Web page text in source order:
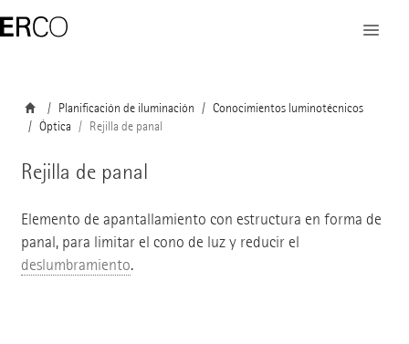
Planificación de iluminación
Conocimientos luminotécnicos
Óptica
Rejilla de panal
Rejilla de panal
Elemento de apantallamiento con estructura en forma de
panal, para limitar el cono de luz y reducir el
deslumbramiento.